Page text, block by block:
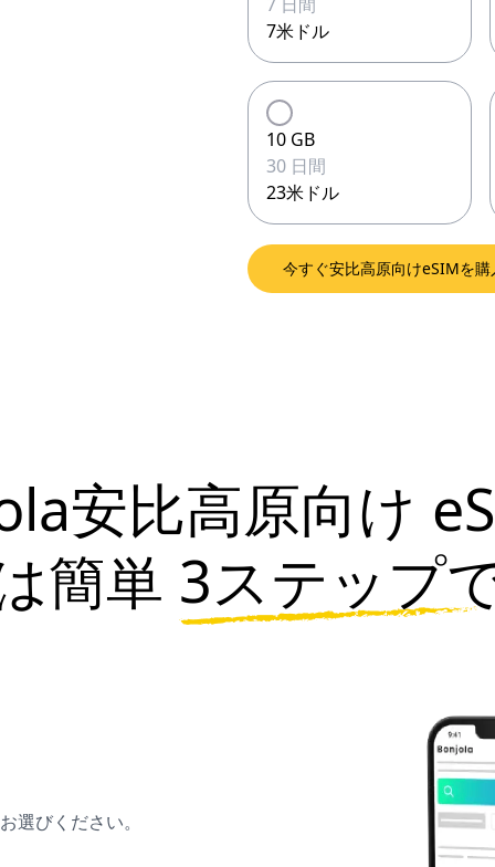
7米ドル
10 GB
30 日間
23米ドル
今すぐ安比高原向けeSIMを購
安比高原向け
簡単 3ステップ
選びください。